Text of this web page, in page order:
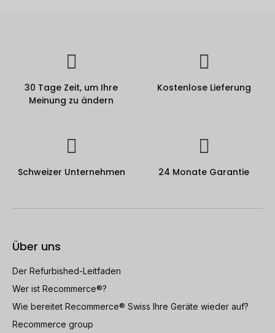
30 Tage Zeit, um Ihre
Meinung zu ändern
Kostenlose Lieferung
Schweizer Unternehmen 24 Monate Garantie
Über uns
Der Refurbished-Leitfaden
Wer ist Recommerce®?
Wie bereitet Recommerce® Swiss Ihre Geräte wieder auf?
Recommerce group